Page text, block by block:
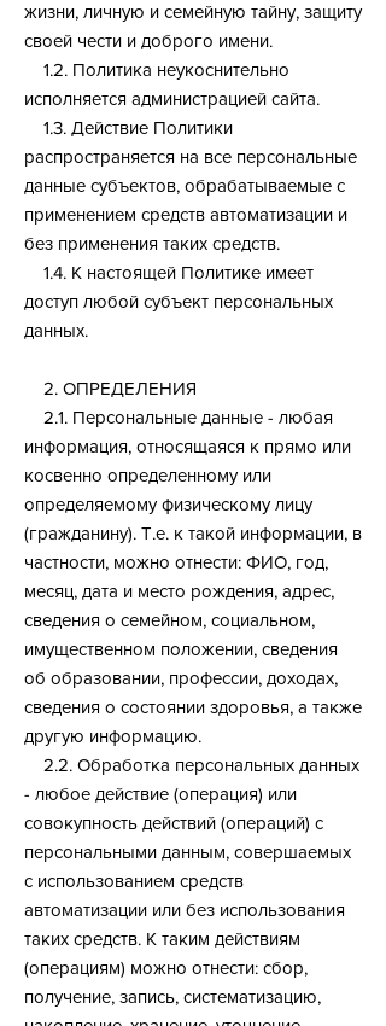
жизни, личную и семейную тайну, защиту
своей чести и доброго имени.
1.2. Политика неукоснительно
исполняется администрацией сайта.
1.3. Действие Политики
распространяется на все персональные
данные субъектов, обрабатываемые с
применением средств автоматизации и
без применения таких средств.
1.4. К настоящей Политике имеет
доступ любой субъект персональных
данных.
​ 2. ОПРЕДЕЛЕНИЯ
2.1. Персональные данные - любая
информация, относящаяся к прямо или
косвенно определенному или
определяемому физическому лицу
(гражданину). Т.е. к такой информации, в
частности, можно отнести: ФИО, год,
месяц, дата и место рождения, адрес,
сведения о семейном, социальном,
имущественном положении, сведения
об образовании, профессии, доходах,
сведения о состоянии здоровья, а также
другую информацию.
2.2. Обработка персональных данных
- любое действие (операция) или
совокупность действий (операций) с
персональными данным, совершаемых
с использованием средств
автоматизации или без использования
таких средств. К таким действиям
(операциям) можно отнести: сбор,
получение, запись, систематизацию,